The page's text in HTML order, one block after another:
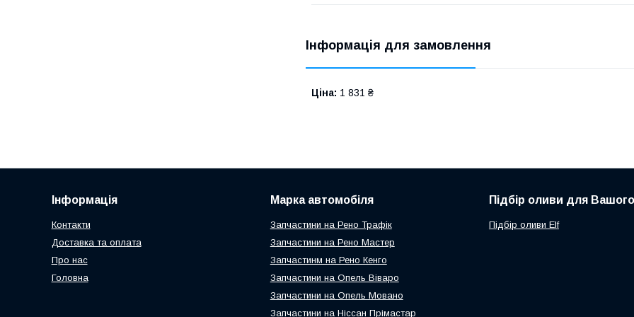
Інформація для замовлення
Ціна: 1 831 ₴
Інформація
Контакти
Доставка та оплата
Про нас
Головна
Марка автомобіля
Запчастини на Рено Трафік
Запчастини на Рено Мастер
Запчастинм на Рено Кенго
Запчастини на Опель Віваро
Запчастини на Опель Мовано
Запчастини на Ніссан Прімастар
Підбір оливи для
Підбір оливи Elf